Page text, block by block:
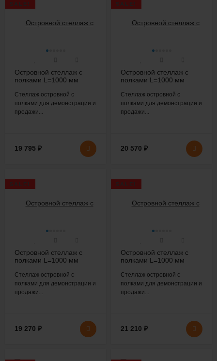
SALE!
Островной стеллаж с
полками L=1000 мм
Стеллаж островной с
полками для демонстрации и
продажи...
19 795 ₽
SALE!
Островной стеллаж с
полками L=1000 мм
Стеллаж островной с
полками для демонстрации и
продажи...
20 570 ₽
SALE!
Островной стеллаж с
полками L=1000 мм
Стеллаж островной с
полками для демонстрации и
продажи...
19 270 ₽
SALE!
Островной стеллаж с
полками L=1000 мм
Стеллаж островной с
полками для демонстрации и
продажи...
21 210 ₽